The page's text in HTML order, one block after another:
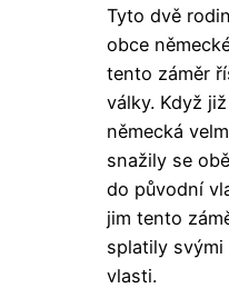
Tyto dvě
obce
tento záměr
války. Když
německá
snažily se
do původní
jim tento
splatily
vlasti.